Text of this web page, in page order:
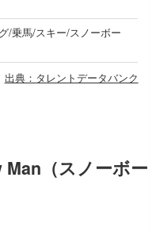
/乗馬/スキー/スノーボー
出典：タレントデータバンク
Man（スノーボー